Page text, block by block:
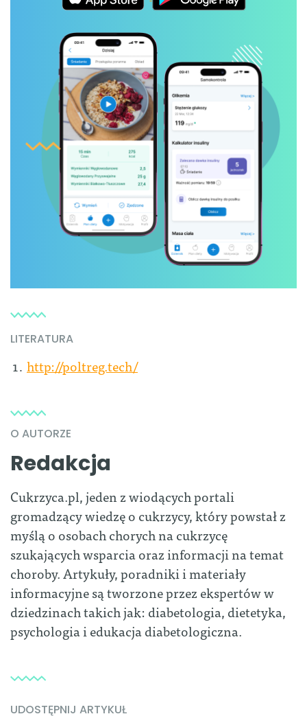
LITERATURA
http://poltreg.tech/
O AUTORZE
Redakcja
Cukrzyca.pl, jeden z wiodących portali
gromadzący wiedzę o cukrzycy, który powstał z
myślą o osobach chorych na cukrzycę
szukających wsparcia oraz informacji na temat
choroby. Artykuły, poradniki i materiały
informacyjne są tworzone przez ekspertów w
dziedzinach takich jak: diabetologia, dietetyka,
psychologia i edukacja diabetologiczna.
UDOSTĘPNIJ ARTYKUŁ